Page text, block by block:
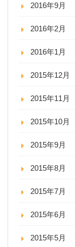
2016年9月
2016年2月
2016年1月
2015年12月
2015年11月
2015年10月
2015年9月
2015年8月
2015年7月
2015年6月
2015年5月